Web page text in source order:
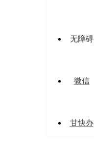
无障碍
微信
甘快办